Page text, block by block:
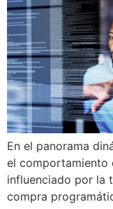
En el panorama
el comportamiento
influenciado por la
compra